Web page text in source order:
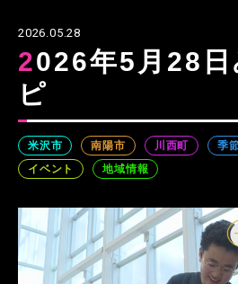
2026.05.28
2026年5月28日みんなのNト
ピ
米沢市 南陽市 川西町 季
イベント
地域情報